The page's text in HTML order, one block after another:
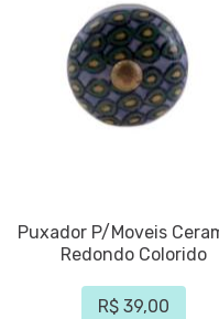
Puxador P/Moveis
Redondo Colorido
R$ 39,00